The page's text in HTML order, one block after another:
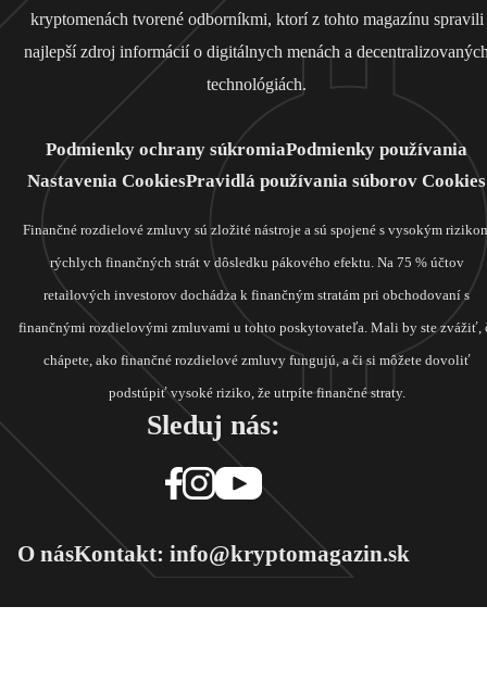
kryptomenách tvorené odborníkmi, ktorí z tohto magazínu spravili
najlepší zdroj informácií o digitálnych menách a
technológiách.
Podmienky ochrany súkromiaPodmienky používania
Nastavenia CookiesPravidlá používania súborov Cookies
Finančné rozdielové zmluvy sú zložité nástroje a sú spojené s vysokým
rýchlych finančných strát v dôsledku pákového efektu. Na 75 % účtov
retailových investorov dochádza k finančným stratám pri obchodovaní s
finančnými rozdielovými zmluvami u tohto poskytovateľa. Mali by ste zvážiť,
chápete, ako finančné rozdielové zmluvy fungujú, a či si môžete dovoliť
podstúpiť vysoké riziko, že utrpíte finančné straty.
Sleduj nás:
O násKontakt: info@kryptomagazin.sk